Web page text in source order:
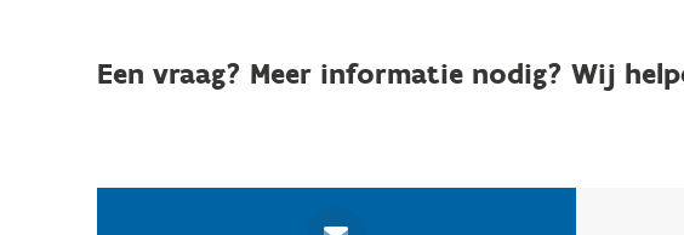
Een vraag? Meer informatie nodig? Wij